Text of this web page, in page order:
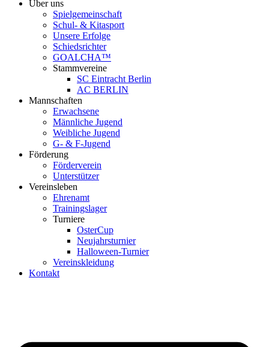
Über uns
Spielgemeinschaft
Schul- & Kitasport
Unsere Erfolge
Schiedsrichter
GOALCHA™
Stammvereine
SC Eintracht Berlin
AC BERLIN
Mannschaften
Erwachsene
Männliche Jugend
Weibliche Jugend
G- & F‑Jugend
Förderung
Förderverein
Unterstützer
Vereinsleben
Ehrenamt
Trainingslager
Turniere
OsterCup
Neujahrsturnier
Halloween-Turnier
Vereinskleidung
Kontakt